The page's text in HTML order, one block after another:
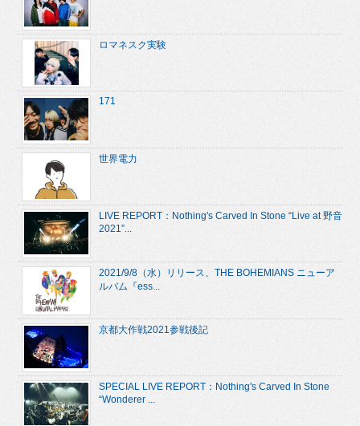
ロマネスク実験
171
世界電力
LIVE REPORT：Nothing's Carved In Stone “Live at 野音
2021”...
2021/9/8（水）リリース、THE BOHEMIANS ニューア
ルバム『ess...
京都大作戦2021参戦後記
SPECIAL LIVE REPORT：Nothing's Carved In Stone
“Wonderer ...